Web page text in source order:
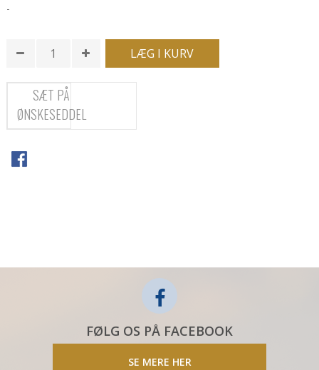
-
LÆG I KURV
SÆT PÅ
ØNSKESEDDEL
FØLG OS PÅ FACEBOOK
SE MERE HER